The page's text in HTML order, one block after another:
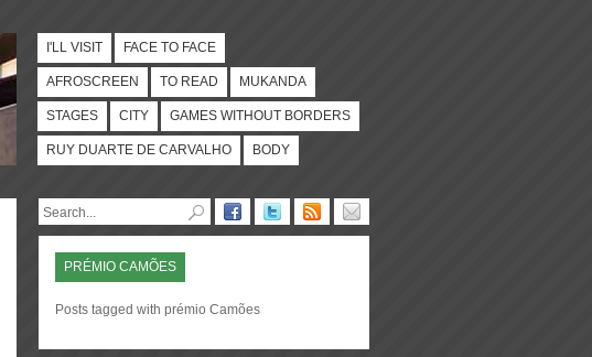
I'LL VISIT FACE TO FACE
AFROSCREEN TO READ MUKANDA
STAGES CITY GAMES WITHOUT BORDERS
RUY DUARTE DE CARVALHO BODY
PRÉMIO CAMÕES
Posts tagged with prémio Camões